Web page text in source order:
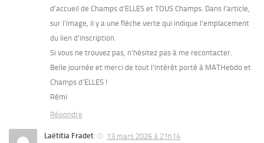
d’accueil de Champs d’ELLES et TOUS Champs. Dans l’article,
sur l’image, il y a une flèche verte qui indique l’emplacement
du lien d’inscription.
Si vous ne trouvez pas, n’hésitez pas à me recontacter.
Belle journée et merci de tout l’intérêt porté à MATHebdo et
Champs d’ELLES !
Rémi
Répondre
Laëtitia Fradet
13 mars 2026 à 21h14